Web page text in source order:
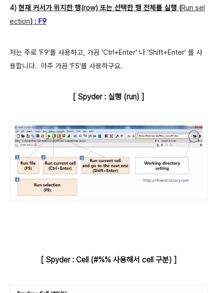
4) 현재 커서가 위치한 행(row) 또는 선택한 행 전체를 실행 (Run sel
ection) : F9
저는 주로 'F9'를 사용하고, 가끔 'Ctrl+Enter' 나 'Shift+Enter' 를 사
용합니다. 아주 가끔 'F5'를 사용하구요.
[ Spyder : 실행 (run) ]
[ Spyder : Cell (#%% 사용해서 cell 구분) ]